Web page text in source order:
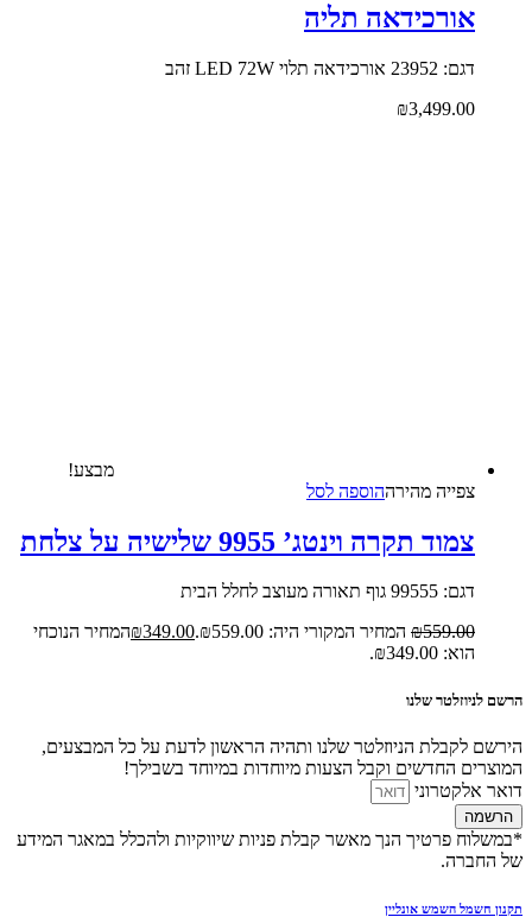
אורכידאה תליה
דגם: 23952 אורכידאה תלוי LED 72W זהב
₪3,499.00
מבצע!
צפייה‬ ‫מהירה‬הוספה לסל
צמוד תקרה וינטג’ 9955 שלישיה על צלחת
דגם: 99555 גוף תאורה מעוצב לחלל הבית
₪559.00 המחיר המקורי היה: ₪559.00. ₪349.00
המחיר הנוכחי
הוא: ₪349.00.
הרשם לניוזלטר שלנו
הירשם לקבלת הניוזלטר שלנו ותהיה הראשון לדעת על כל המבצעים,
המוצרים החדשים וקבל הצעות מיוחדות במיוחד בשבילך!
דואר אלקטרוני
הרשמה
*במשלוח פרטיך הנך מאשר קבלת פניות שיווקיות ולהכלל במאגר המידע
של החברה.
תקנון חשמל השמש אונליין